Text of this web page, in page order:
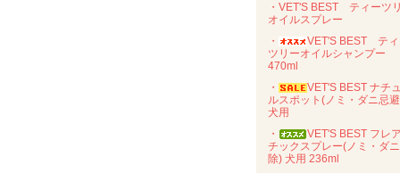
・VET'S BEST ティーツ
オイルスプレー
・
VET'S BEST テ
ツリーオイルシャンプー
470ml
・
VET'S BEST ナチ
ルスポット(ノミ・ダニ
犬用
・
VET'S BEST フレ
チックスプレー(ノミ・ダ
除) 犬用 236ml